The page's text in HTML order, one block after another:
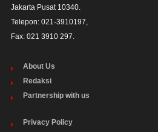
Jakarta Pusat 10340.
Telepon: 021-3910197,
Fax: 021 3910 297.
About Us
Redaksi
Partnership with us
Privacy Policy